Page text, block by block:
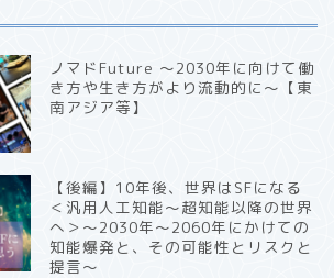
ノマドFuture 〜2030年に向けて働
き方や生き方がより流動的に〜【東
南アジア等】
【後編】10年後、世界はSFになる
＜汎用人工知能〜超知能以降の世界
へ＞〜2030年〜2060年にかけての
知能爆発と、その可能性とリスクと
提言〜